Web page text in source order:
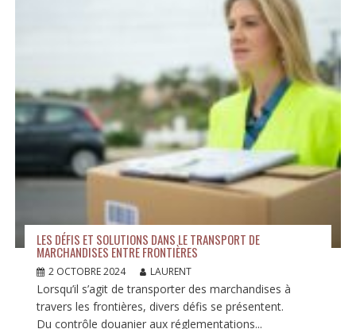
LES DÉFIS ET SOLUTIONS DANS LE TRANSPORT DE
MARCHANDISES ENTRE FRONTIÈRES
2 OCTOBRE 2024 LAURENT
Lorsqu’il s’agit de transporter des marchandises à
travers les frontières, divers défis se présentent.
Du contrôle douanier aux réglementations...